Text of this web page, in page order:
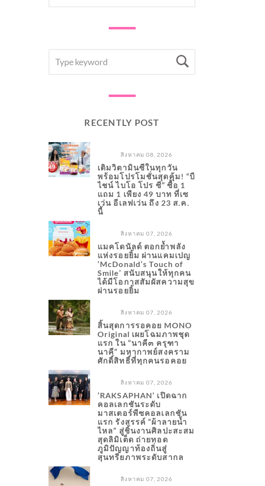
FOR:
RECENTLY POST
สิงหาคม 08, 2026
เติมวิตามินซีในทุกวัน
พร้อมโปรโมชั่นสุดคุ้ม! “บี
ไชน์ ไบโอ โปร ซี” ซื้อ 1
แถม 1 เพียง 49 บาท ที่เซ
เว่น อีเลฟเว่น ถึง 23 ส.ค.
นี้
สิงหาคม 07, 2026
แมคโดนัลด์ ตอกย้ำพลัง
แห่งรอยยิ้ม ผ่านแคมเปญ
‘McDonald’s Touch of
Smile’ สนับสนุนให้ทุกคน
ได้มีโอกาสสัมผัสความสุข
ผ่านรอยยิ้ม
สิงหาคม 07, 2026
สิ้นสุดการรอคอย MONO
Original เผยโฉมภาพชุด
แรก ใน “นาคี๓ ครุฑา
นาคี” มหากาพย์สงคราม
ศักดิ์สิทธิ์ที่ทุกคนรอคอย
สิงหาคม 07, 2026
‘RAKSAPHAN’ เปิดฉาก
คอลเลกชันระดับ
มาสเตอร์พีซคอลเลกชัน
แรก รังสรรค์ “ผ้าลายน้ำ
ไหล” สู่ชิ้นงานศิลปะสะสม
สุดลิมิเต็ด ถ่ายทอด
ภูมิปัญญาท้องถิ่นสู่
สุนทรียภาพระดับสากล
สิงหาคม 07, 2026